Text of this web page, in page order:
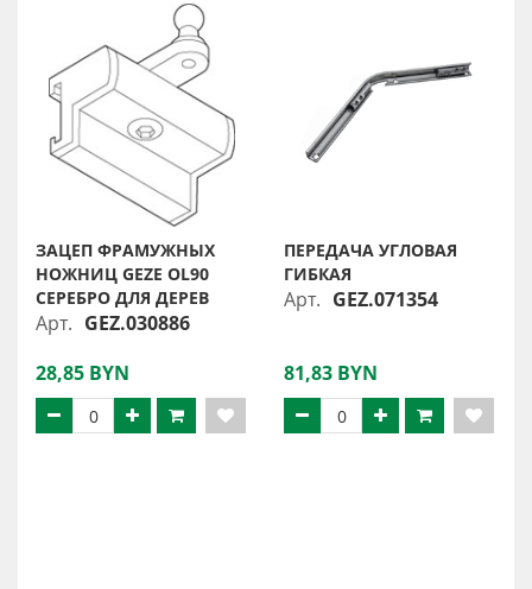
ЗАЦЕП ФРАМУЖНЫХ
НОЖНИЦ GEZE OL90
СЕРЕБРО ДЛЯ ДЕРЕВ
Арт. GEZ.030886
28,85 BYN
ПЕРЕДАЧА УГЛОВАЯ
ГИБКАЯ
Арт. GEZ.071354
81,83 BYN